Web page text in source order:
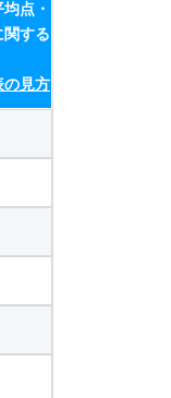
点・
関する
の見方